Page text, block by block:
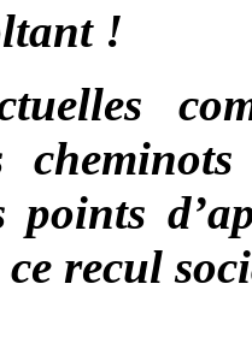
!
points
recul